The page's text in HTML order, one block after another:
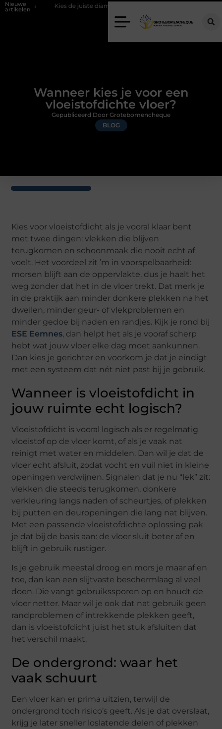
Nieuwe
artikelenKies de juiste diamantboor voor uw project
Wanneer kies je voor een
vloeistofdichte vloer?
BLOG
Gepubliceerd Door Grotebomencheque
Kies voor vloeistofdicht als je vooral klaar bent
met twee dingen: vlekken die blijven
terugkomen en schoonmaak die nooit echt af
voelt. Het voordeel zit ’m in voorspelbaarheid:
morsen blijft aan de oppervlakte, dus je haalt het
weg zonder dat het in de vloer trekt. Dat merk je
in de praktijk aan minder donkere plekken na het
dweilen, minder geur- of vlekproblemen en
minder gedoe bij naden en randjes. Kijk je rond bij
ESE Eemnes, dan helpt het als je vooraf scherp
hebt wat jouw vloer elke dag moet aankunnen.
Dan kies je gerichter en voorkom je dat je eindigt
met een systeem dat nét niet past bij je gebruik.
Wanneer is vloeistofdicht in
jouw ruimte echt logisch?
Vloeistofdicht is vooral logisch als er regelmatig
vloeistof op de vloer komt, of als je vaak nat
reinigt met water en middelen. Dan wil je dat de
vloer echt afsluit, zodat vocht en vuil niet in kleine
openingen verdwijnen. Signalen dat je nu “lek” zit:
vlekken die steeds terugkomen, donkere
verkleuring langs naden of scheurtjes, of plekken
bij putten en deuropeningen die lang nat blijven.
Met een passende vloeistofdichte oplossing pak
je dat bij de basis aan: de vloer sluit beter af en
blijft in gebruik rustiger.
Is je gebruik meestal droog en mors je maar af en
toe, dan kan een slijtvaste beschermlaag al veel
doen. Die vangt gebruikssporen op en houdt de
vloer netter. Maar wil je ook dat nat gebruik geen
randproblemen of intrekkende plekken geeft,
dan is vloeistofdicht juist het stuk afsluiten dat
het verschil maakt.
De ondergrond: waar het
vaak schuurt
Een vloer kan er prima uitzien, terwijl de
ondergrond toch risico’s geeft. Als je dat overslaat,
krijg je later sneller loslatende delen of plekken